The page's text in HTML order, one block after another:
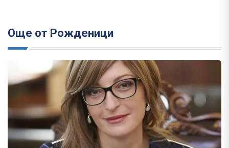
Още от Рожденици